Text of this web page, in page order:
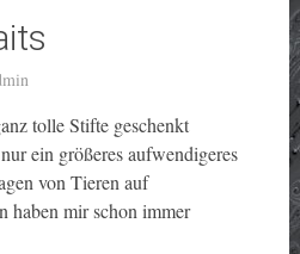
tolle Stifte geschenkt
ein größeres aufwendigeres
von Tieren auf
haben mir schon immer